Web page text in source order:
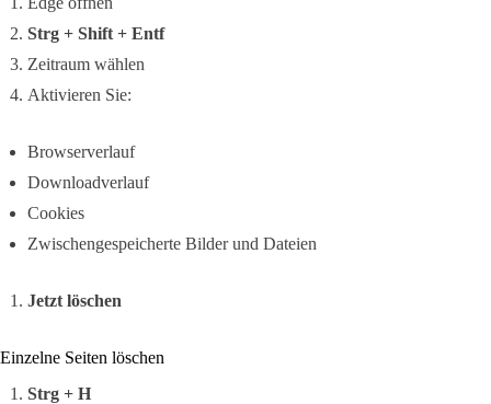
Strg + Shift + Entf
Zeitraum wählen
Aktivieren Sie:
Browserverlauf
Downloadverlauf
Cookies
Zwischengespeicherte Bilder und Dateien
Jetzt löschen
Einzelne Seiten löschen
Strg + H